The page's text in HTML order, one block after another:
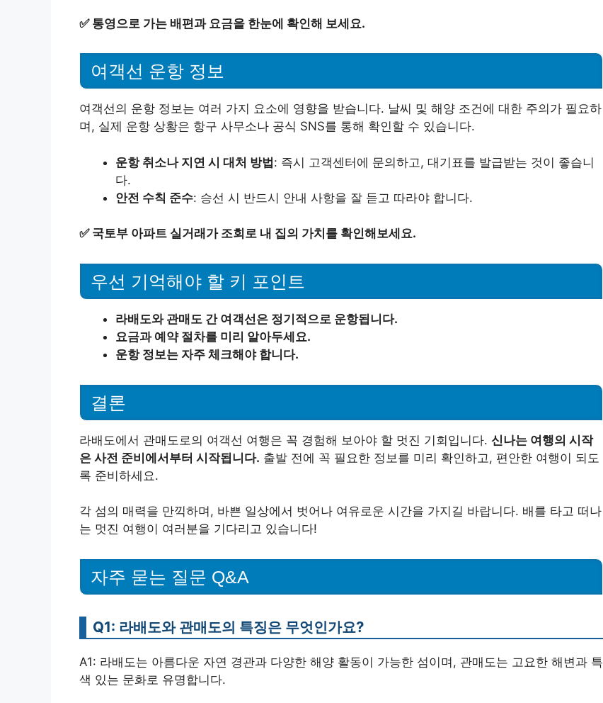
✅ 통영으로 가는 배편과 요금을 한눈에 확인해 보세요.
여객선 운항 정보
여객선의 운항 정보는 여러 가지 요소에 영향을 받습니다. 날씨 및 해양 조건에 대한 주의가 필요하
며, 실제 운항 상황은 항구 사무소나 공식 SNS를 통해 확인할 수 있습니다.
운항 취소나 지연 시 대처 방법: 즉시 고객센터에 문의하고, 대기표를 발급받는 것이 좋습니
다.
안전 수칙 준수: 승선 시 반드시 안내 사항을 잘 듣고 따라야 합니다.
✅ 국토부 아파트 실거래가 조회로 내 집의 가치를 확인해보세요.
우선 기억해야 할 키 포인트
라배도와 관매도 간 여객선은 정기적으로 운항됩니다.
요금과 예약 절차를 미리 알아두세요.
운항 정보는 자주 체크해야 합니다.
결론
라배도에서 관매도로의 여객선 여행은 꼭 경험해 보아야 할 멋진 기회입니다. 신나는 여행의 시작
은 사전 준비에서부터 시작됩니다. 출발 전에 꼭 필요한 정보를 미리 확인하고, 편안한 여행이 되도
록 준비하세요.
각 섬의 매력을 만끽하며, 바쁜 일상에서 벗어나 여유로운 시간을 가지길 바랍니다. 배를 타고 떠나
는 멋진 여행이 여러분을 기다리고 있습니다!
자주 묻는 질문 Q&A
Q1: 라배도와 관매도의 특징은 무엇인가요?
A1: 라배도는 아름다운 자연 경관과 다양한 해양 활동이 가능한 섬이며, 관매도는 고요한 해변과 특
색 있는 문화로 유명합니다.